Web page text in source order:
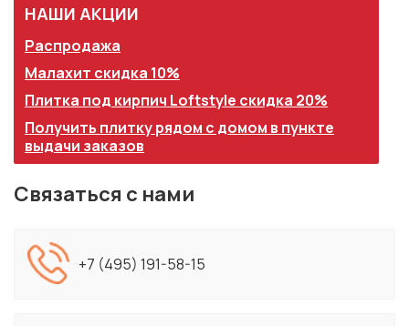
НАШИ АКЦИИ
Распродажа
Малахит скидка 10%
Плитка под кирпич Loftstyle скидка 20%
Получить плитку рядом с домом в пункте
выдачи заказов
Связаться с нами
+7 (495) 191-58-15